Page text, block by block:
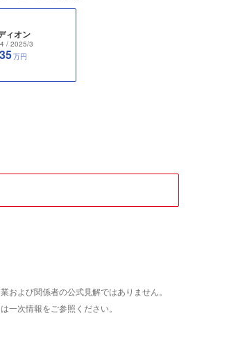
ィオン
/ 2025/3
万円
および関係者の公式見解ではありません。
一次情報をご参照ください。